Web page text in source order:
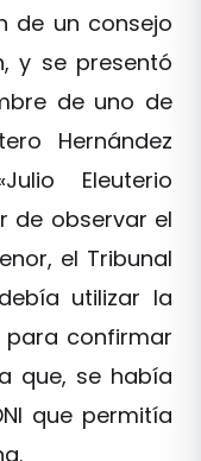
de un consejo
y se presentó
de uno de
Hernández
Eleuterio
de observar el
el Tribunal
utilizar la
para confirmar
que, se había
que permitía